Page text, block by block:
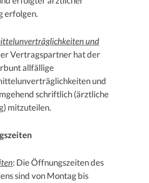
erfolgen.
und
Vertragspartner hat der
allfällige
und
schriftlich (ärztliche
mitzuteilen.
: Die Öffnungszeiten des
sind von Montag bis